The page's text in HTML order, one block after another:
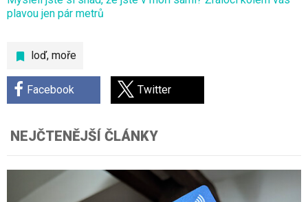
loď, moře
Facebook Twitter
plavou jen pár metrů
NEJČTENĚJŠÍ ČLÁNKY